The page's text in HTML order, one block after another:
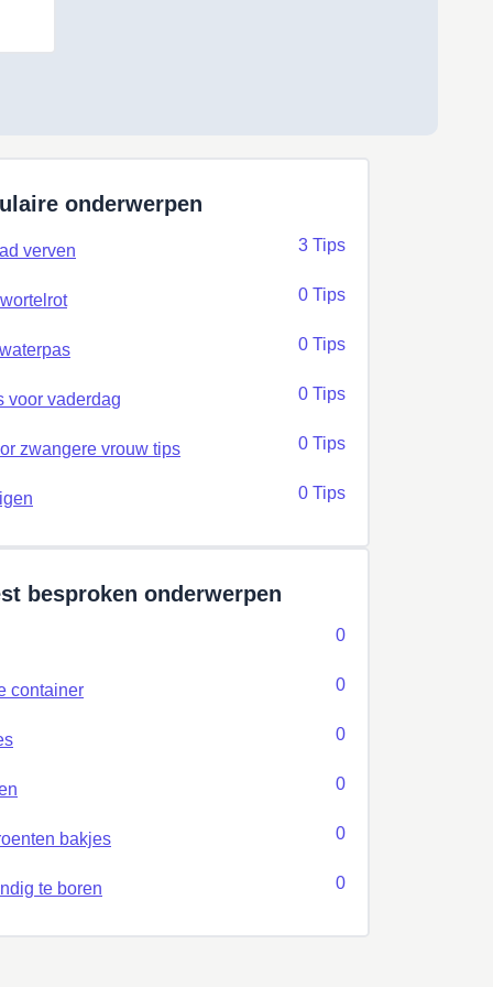
onderwerpen
verven 3 Tips
0 Tips
0 Tips
voor vaderdag 0 Tips
zwangere vrouw tips 0 Tips
0 Tips
besproken onderwerpen
0
container 0
0
0
bakjes 0
te boren 0